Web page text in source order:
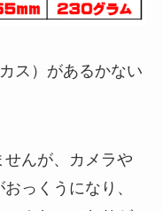
ス）があるかない
んが、カメラや
っくうになり、